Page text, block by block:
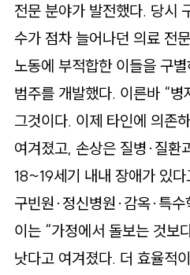
전문 분야가 발전했다. 당시
수가 점차 늘어나던 의료 전
노동에 부적합한 이들을 구
범주를 개발했다. 이른바 “
그것이다. 이제 타인에 의존
여겨졌고, 손상은 질병·질환
18~19세기 내내 장애가 있
구빈원·정신병원·감옥·특
이는 “가정에서 돌보는 것보
낫다고 여겨졌다. 더 효율적